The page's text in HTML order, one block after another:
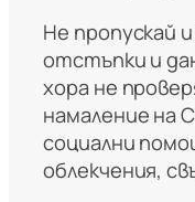
Не пропускай
отстъпки и
хора не
намаление на
социални
облекчения,